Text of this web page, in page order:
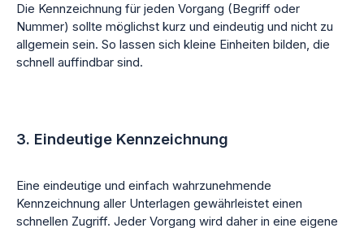
Die Kennzeichnung für jeden Vorgang (Begriff oder
Nummer) sollte möglichst kurz und eindeutig und nicht zu
allgemein sein. So lassen sich kleine Einheiten bilden, die
schnell auffindbar sind.
3. Eindeutige Kennzeichnung
Eine eindeutige und einfach wahrzunehmende
Kennzeichnung aller Unterlagen gewährleistet einen
schnellen Zugriff. Jeder Vorgang wird daher in eine eigene